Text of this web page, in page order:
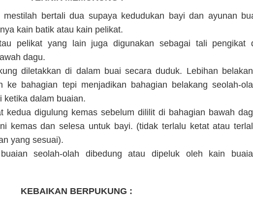
mestilah bertali dua supaya kedudukan bayi dan ayunan
kain batik atau kain pelikat.
pelikat yang lain juga digunakan sebagai tali pengikat
dagu.
diletakkan di dalam buai secara duduk. Lebihan
ke bahagian tepi menjadikan bahagian belakang seolah-
ketika dalam buaian.
kedua digulung kemas sebelum dililit di bahagian bawah
kemas dan selesa untuk bayi. (tidak terlalu ketat atau
yang sesuai).
seolah-olah dibedung atau dipeluk oleh kain
KEBAIKAN BERPUKUNG :